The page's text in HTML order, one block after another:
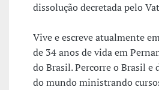
dissolução decretada pelo
Vive e escreve atualmente
de 34 anos de vida em
do Brasil. Percorre o Brasil e
do mundo ministrando